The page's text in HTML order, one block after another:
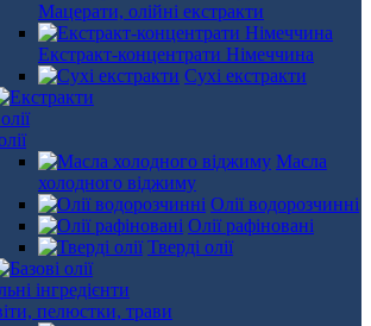
Мацерати, олійні екстракти
Екстракт-концентрати Німеччина
Сухі екстракти
Масла
холодного віджиму
Олії водорозчинні
Олії рафіновані
Тверді олії
інгредієнти
пелюстки, трави